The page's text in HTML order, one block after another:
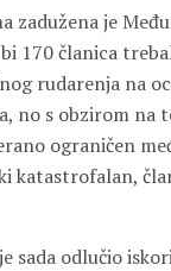
zadužena je
170 članica
rudarenja na
no s obzirom na
ograničen
sada odlučio